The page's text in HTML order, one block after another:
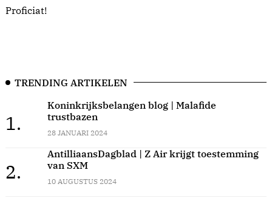
Proficiat!
TRENDING ARTIKELEN
1.
Koninkrijksbelangen blog | Malafide
trustbazen
28 JANUARI 2024
2.
AntilliaansDagblad | Z Air krijgt toestemming
van SXM
10 AUGUSTUS 2024